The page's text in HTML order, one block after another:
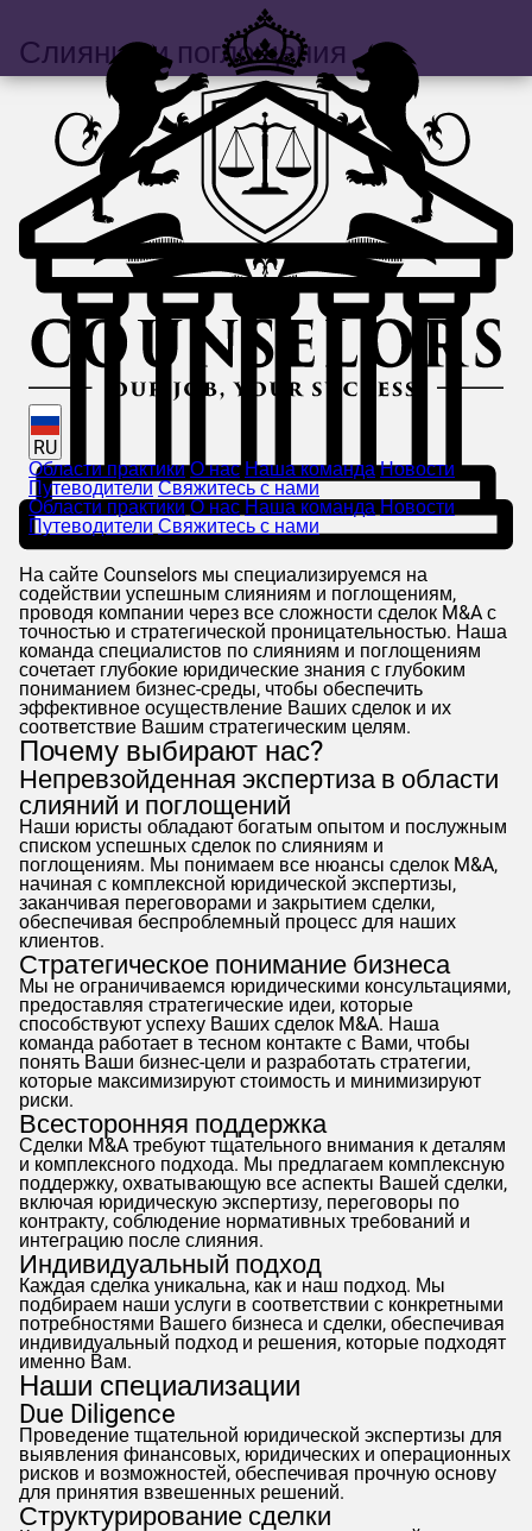
RU
Области практики О нас Наша команда Новости
Путеводители Свяжитесь с нами
Области практики О нас Наша команда Новости
Путеводители Свяжитесь с нами
Слияния и поглощения
На сайте Counselors мы специализируемся на
содействии успешным слияниям и поглощениям,
проводя компании через все сложности сделок M&A с
точностью и стратегической проницательностью. Наша
команда специалистов по слияниям и поглощениям
сочетает глубокие юридические знания с глубоким
пониманием бизнес-среды, чтобы обеспечить
эффективное осуществление Ваших сделок и их
соответствие Вашим стратегическим целям.
Почему выбирают нас?
Непревзойденная экспертиза в области
слияний и поглощений
Наши юристы обладают богатым опытом и послужным
списком успешных сделок по слияниям и
поглощениям. Мы понимаем все нюансы сделок M&A,
начиная с комплексной юридической экспертизы,
заканчивая переговорами и закрытием сделки,
обеспечивая беспроблемный процесс для наших
клиентов.
Стратегическое понимание бизнеса
Мы не ограничиваемся юридическими консультациями,
предоставляя стратегические идеи, которые
способствуют успеху Ваших сделок M&A. Наша
команда работает в тесном контакте с Вами, чтобы
понять Ваши бизнес-цели и разработать стратегии,
которые максимизируют стоимость и минимизируют
риски.
Всесторонняя поддержка
Сделки M&A требуют тщательного внимания к деталям
и комплексного подхода. Мы предлагаем комплексную
поддержку, охватывающую все аспекты Вашей сделки,
включая юридическую экспертизу, переговоры по
контракту, соблюдение нормативных требований и
интеграцию после слияния.
Индивидуальный подход
Каждая сделка уникальна, как и наш подход. Мы
подбираем наши услуги в соответствии с конкретными
потребностями Вашего бизнеса и сделки, обеспечивая
индивидуальный подход и решения, которые подходят
именно Вам.
Наши специализации
Due Diligence
Проведение тщательной юридической экспертизы для
выявления финансовых, юридических и операционных
рисков и возможностей, обеспечивая прочную основу
для принятия взвешенных решений.
Структурирование сделки